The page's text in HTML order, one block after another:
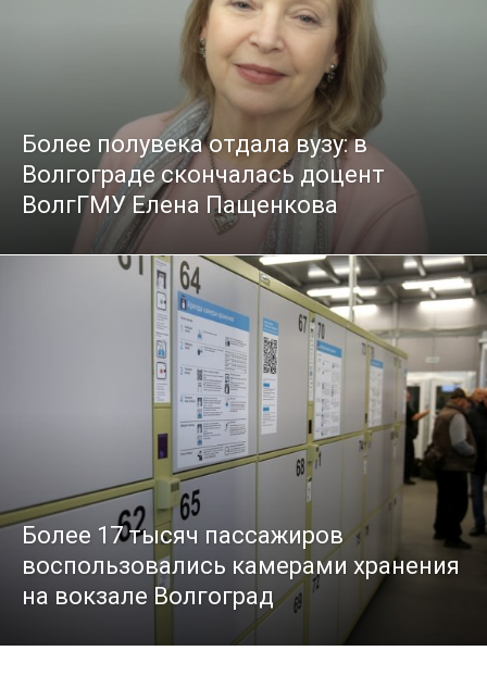
Более полувека отдала вузу: в
Волгограде скончалась доцент
ВолгГМУ Елена Пащенкова
Более 17 тысяч пассажиров
воспользовались камерами хранения
на вокзале Волгоград